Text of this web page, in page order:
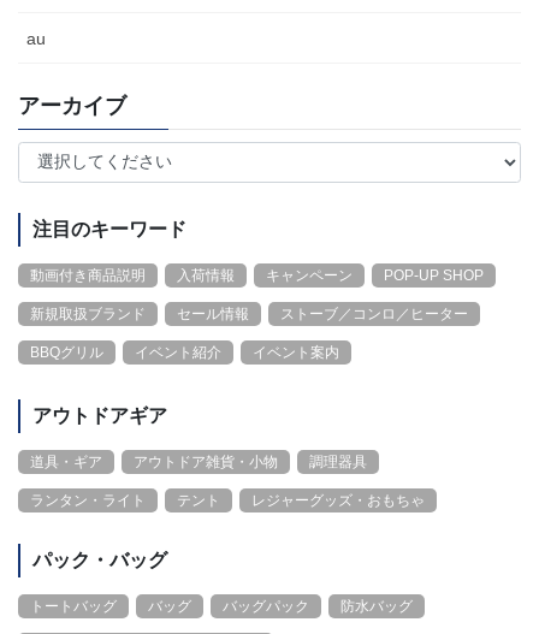
au
アーカイブ
注目のキーワード
動画付き商品説明 入荷情報 キャンペーン POP-UP SHOP
新規取扱ブランド セール情報 ストーブ／コンロ／ヒーター
BBQグリル イベント紹介 イベント案内
アウトドアギア
道具・ギア アウトドア雑貨・小物 調理器具
ランタン・ライト テント レジャーグッズ・おもちゃ
パック・バッグ
トートバッグ バッグ バッグパック 防水バッグ